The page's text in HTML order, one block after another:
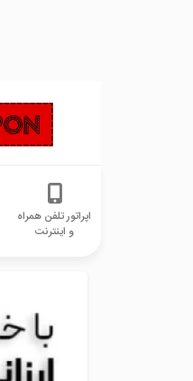
اپراتور تلفن همراه
و اینترنت